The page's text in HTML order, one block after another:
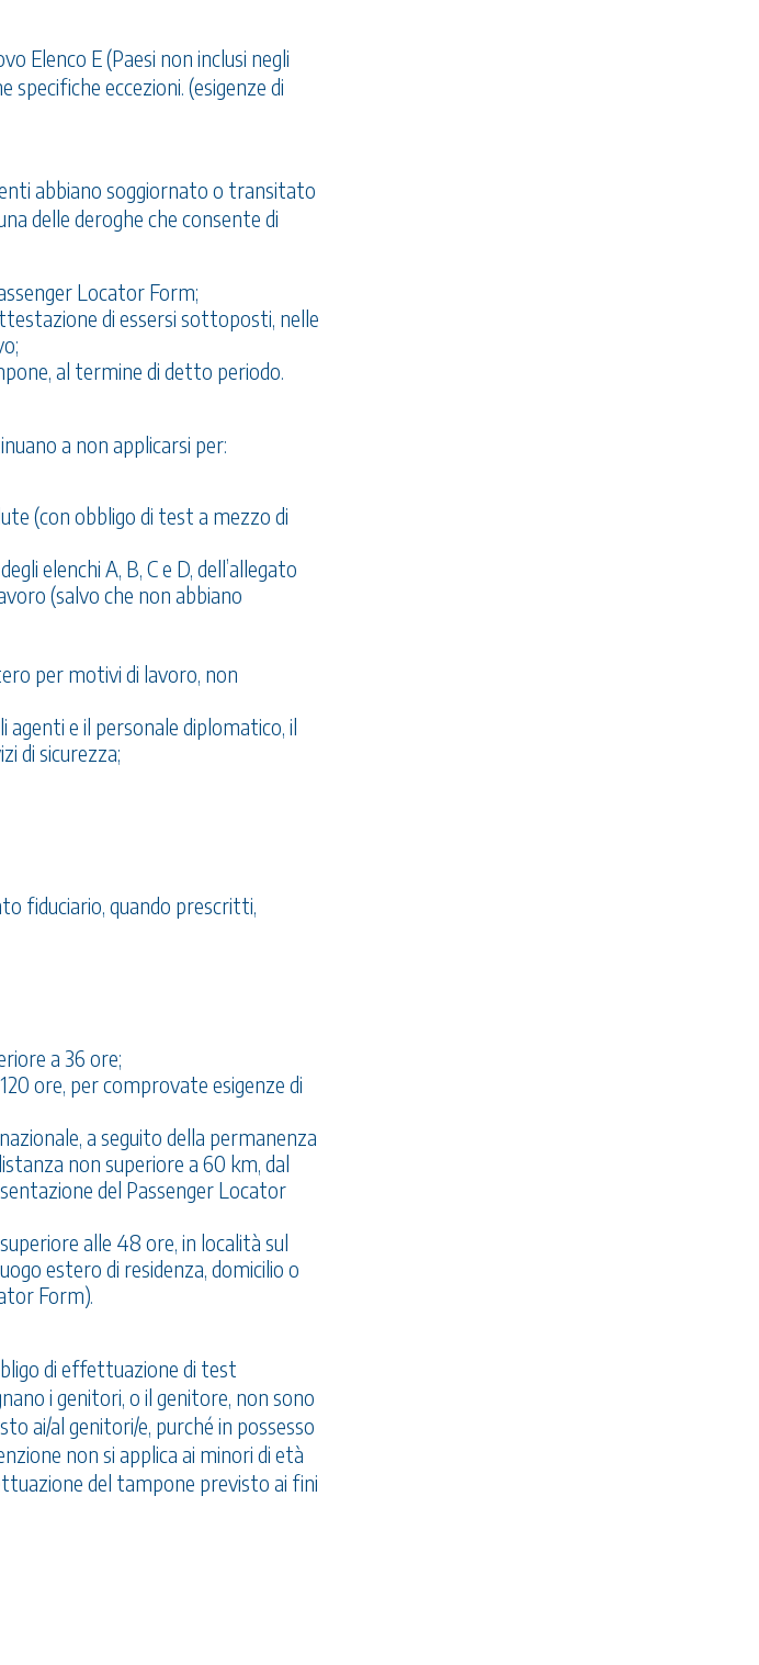
Elenco E (Paesi non inclusi negli
specifiche eccezioni. (esigenze di
abbiano soggiornato o transitato
delle deroghe che consente di
Locator Form;
di essersi sottoposti, nelle
al termine di detto periodo.
a non applicarsi per:
(con obbligo di test a mezzo di
elenchi A, B, C e D, dell’allegato
(salvo che non abbiano
per motivi di lavoro, non
agenti e il personale diplomatico, il
di sicurezza;
fiduciario, quando prescritti,
a 36 ore;
ore, per comprovate esigenze di
a seguito della permanenza
non superiore a 60 km, dal
del Passenger Locator
alle 48 ore, in località sul
estero di residenza, domicilio o
Form).
di effettuazione di test
i genitori, o il genitore, non sono
ai/al genitori/e, purché in possesso
non si applica ai minori di età
del tampone previsto ai fini